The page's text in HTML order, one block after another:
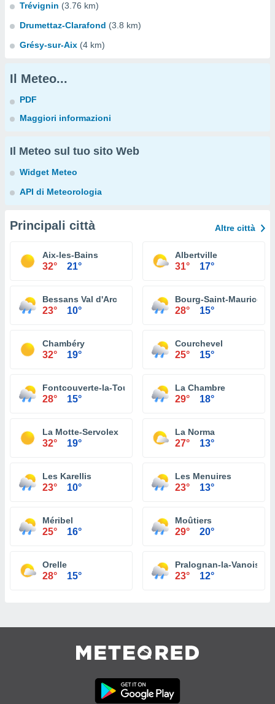
Trévignin (3.76 km)
Drumettaz-Clarafond (3.8 km)
Grésy-sur-Aix (4 km)
Il Meteo...
PDF
Maggiori informazioni
Il Meteo sul tuo sito Web
Widget Meteo
API di Meteorologia
Principali città Altre città
Aix-les-Bains
32° 21°
Albertville
31° 17°
Bessans Val d'Arc
23° 10°
Bourg-Saint-Maurice
28° 15°
Chambéry
32° 19°
Courchevel
25° 15°
Fontcouverte-la-Toussuire
28° 15°
La Chambre
29° 18°
La Motte-Servolex
32° 19°
La Norma
27° 13°
Les Karellis
23° 10°
Les Menuires
23° 13°
Méribel
25° 16°
Moûtiers
29° 20°
Orelle
28° 15°
Pralognan-la-Vanoise
23° 12°